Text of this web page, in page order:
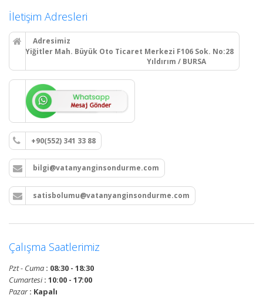
İletişim Adresleri
Adresimiz
Yiğitler Mah. Büyük Oto Ticaret Merkezi F106 Sok. No:28
Yıldırım / BURSA
+90(552) 341 33 88
bilgi@vatanyanginsondurme.com
satisbolumu@vatanyanginsondurme.com
Çalışma Saatlerimiz
Pzt - Cuma : 08:30 - 18:30
Cumartesi: 10:00 - 17:00
Pazar: Kapalı